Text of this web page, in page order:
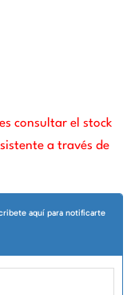
consultar el stock
a través de
aquí para notificarte